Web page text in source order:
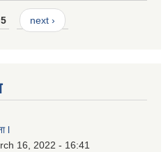
next ›
l
16, 2022 - 16:41